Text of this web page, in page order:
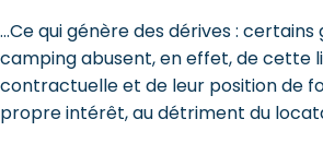
…Ce qui génère des dérives :
camping abusent, en effet, de cette
contractuelle et de leur position de
propre intérêt, au détriment du